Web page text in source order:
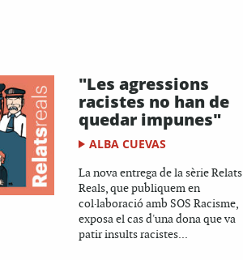
"Les agressions
racistes no han de
quedar impunes"
ALBA CUEVAS
La nova entrega de la sèrie Relats
Reals, que publiquem en
col·laboració amb SOS Racisme,
exposa el cas d'una dona que va
patir insults racistes...